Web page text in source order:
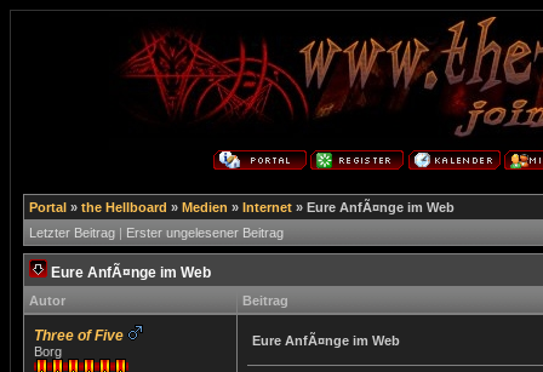
Portal » the Hellboard » Medien » Internet » Eure AnfÃ¤nge im Web
Letzter Beitrag | Erster ungelesener Beitrag
Eure AnfÃ¤nge im Web
Autor Beitrag
Three of Five
Borg
Eure AnfÃ¤nge im Web